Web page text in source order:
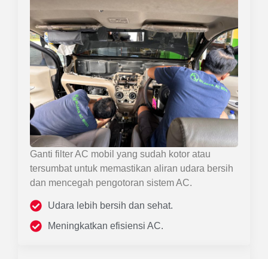
Ganti filter AC mobil yang sudah kotor atau
tersumbat untuk memastikan aliran udara bersih
dan mencegah pengotoran sistem AC.
Udara lebih bersih dan sehat.
Meningkatkan efisiensi AC.